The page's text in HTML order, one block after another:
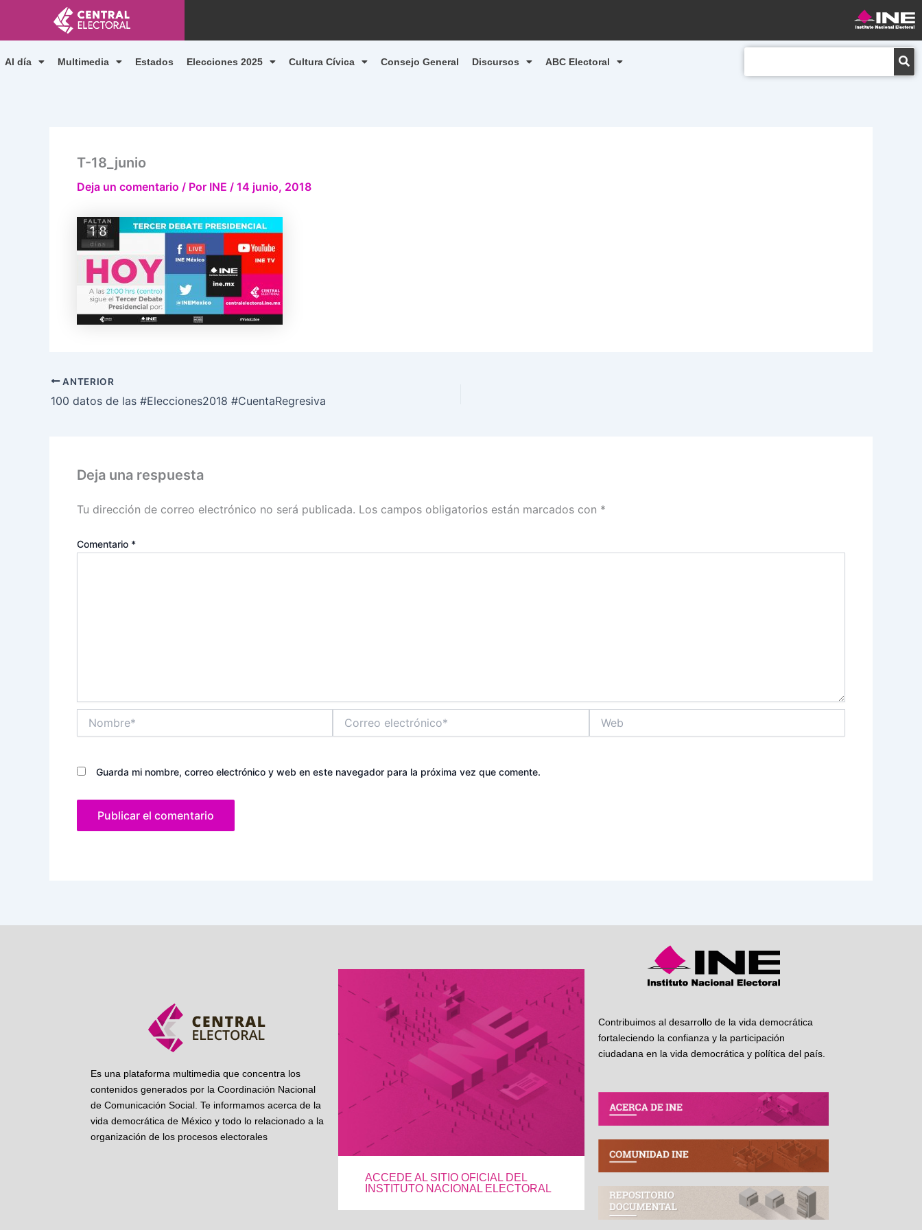
contenido
Al día Multimedia Estados Elecciones 2025 Cultura Cívica Consejo General Discursos ABC Electoral
T-18_junio
Deja un comentario / Por INE / 14 junio, 2018
ANTERIOR
100 datos de las #Elecciones2018 #CuentaRegresiva
Deja una respuesta
Tu dirección de correo electrónico no será publicada. Los campos obligatorios están marcados con *
Comentario *
electrónico*
Guarda mi nombre, correo electrónico y web en este navegador para la próxima vez que comente.
Es una plataforma multimedia que concentra los
contenidos generados por la Coordinación Nacional
de Comunicación Social. Te informamos acerca de la
vida democrática de México y todo lo relacionado a la
organización de los procesos electorales
ACCEDE AL SITIO OFICIAL DEL
INSTITUTO NACIONAL ELECTORAL
Contribuimos al desarrollo de la vida democrática
fortaleciendo la confianza y la participación
ciudadana en la vida democrática y política del país.